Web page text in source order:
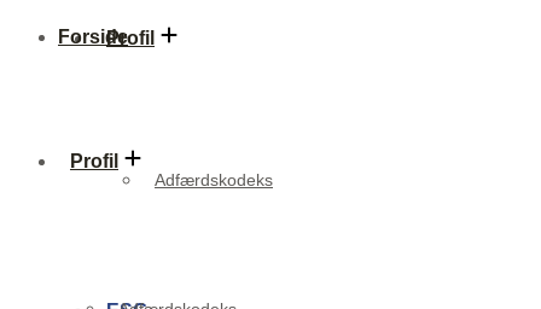
Profil
Adfærdskodeks
Forside
Profil